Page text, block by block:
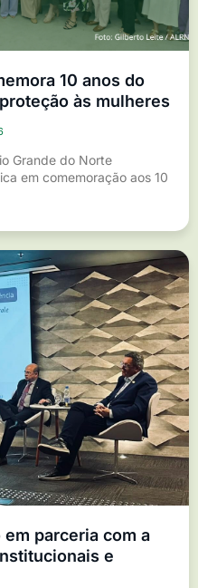
10 anos do
às mulheres
Grande do Norte
em comemoração aos 10
parceria com a
e